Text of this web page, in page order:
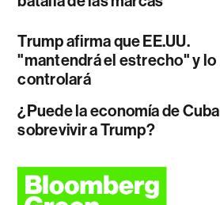
Trump afirma que EE.UU.
"mantendrá el estrecho" y lo
controlará
¿Puede la economía de Cuba
sobrevivir a Trump?